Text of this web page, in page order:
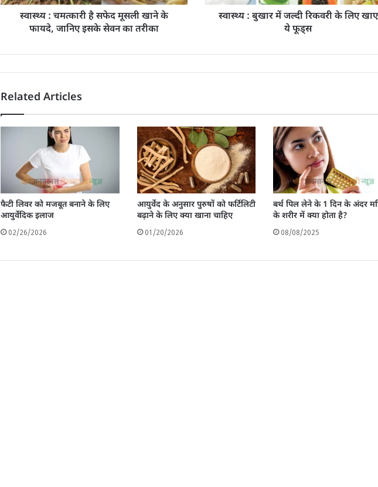
स्वास्थ्य : चमत्कारी है सफेद मूसली खाने के
फायदे, जानिए इसके सेवन का तरीका
स्वास्थ्य : बुखार में जल्दी रिकवरी के लिए खाए
ये फूड्स
Related Articles
फैटी लिवर को मजबूत बनाने के लिए
आयुर्वेदिक इलाज
02/26/2026
आयुर्वेद के अनुसार पुरुषों को फर्टिलिटी
बढ़ाने के लिए क्या खाना चाहिए
01/20/2026
बर्थ पिल लेने के 1 दिन के अंदर
के शरीर में क्या होता है?
08/08/2025